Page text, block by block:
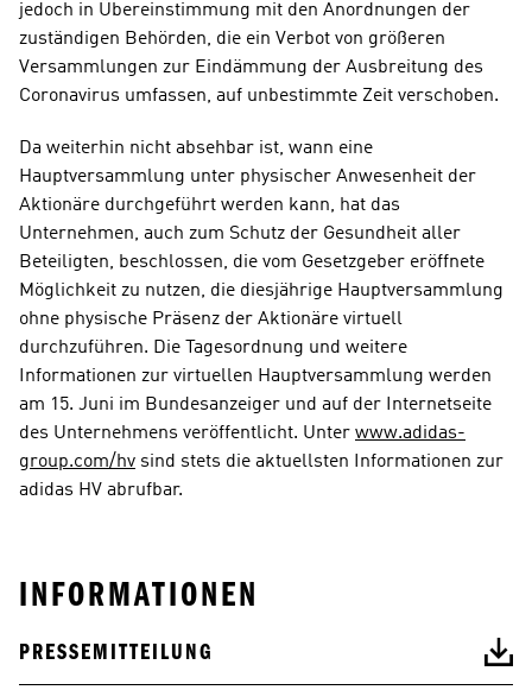
jedoch in Übereinstimmung mit den Anordnungen der
zuständigen Behörden, die ein Verbot von größeren
Versammlungen zur Eindämmung der Ausbreitung des
Coronavirus umfassen, auf unbestimmte Zeit verschoben.
Da weiterhin nicht absehbar ist, wann eine
Hauptversammlung unter physischer Anwesenheit der
Aktionäre durchgeführt werden kann, hat das
Unternehmen, auch zum Schutz der Gesundheit aller
Beteiligten, beschlossen, die vom Gesetzgeber eröffnete
Möglichkeit zu nutzen, die diesjährige Hauptversammlung
ohne physische Präsenz der Aktionäre virtuell
durchzuführen. Die Tagesordnung und weitere
Informationen zur virtuellen Hauptversammlung werden
am 15. Juni im Bundesanzeiger und auf der Internetseite
des Unternehmens veröffentlicht. Unter www.adidas-
group.com/hv sind stets die aktuellsten Informationen zur
adidas HV abrufbar.
INFORMATIONEN
PRESSEMITTEILUNG